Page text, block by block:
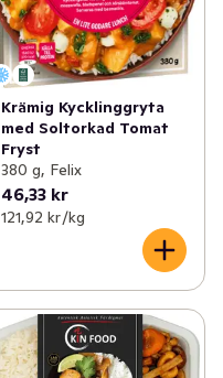
Krämig Kycklinggryta
med Soltorkad Tomat
Fryst
380 g, Felix
46,33 kr
121,92 kr /kg